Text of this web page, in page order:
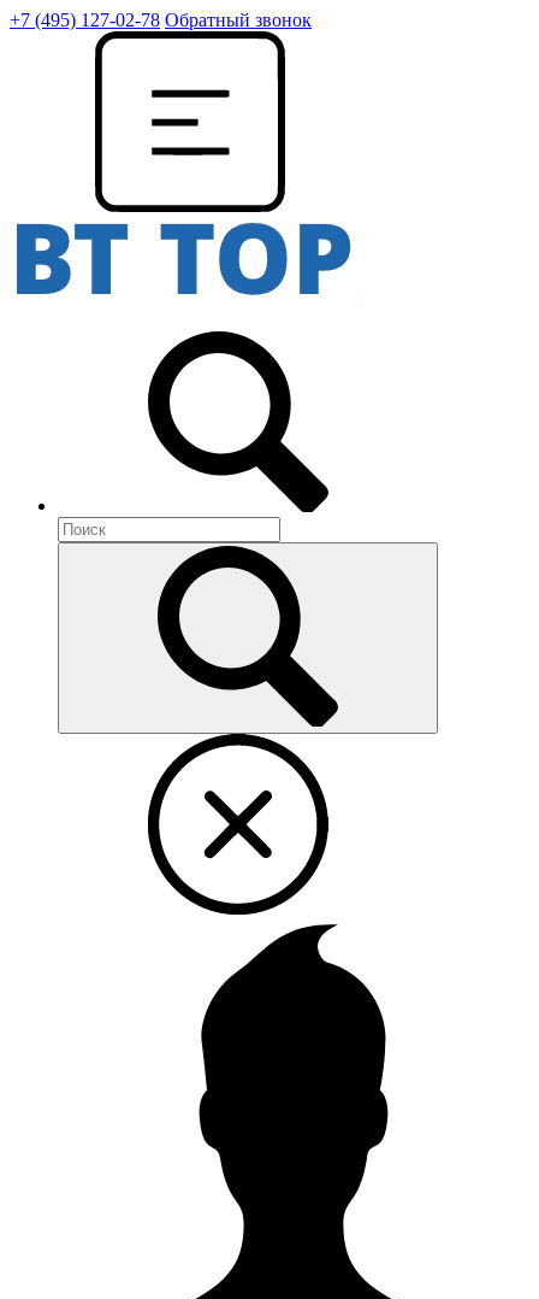
+7 (495) 127-02-78 Обратный звонок